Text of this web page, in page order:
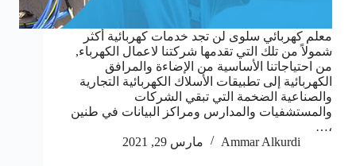
معلم كهربائي سلوى لن تجد خدمات كهربائية أكثر
شمولاً من تلك التي تقدمها شركتنا لاعمال الكهرباء,
من احتياجاتنا الأساسية من الإضاءة والمرافق
الكهربائية إلى تطبيقات الأسلاك الكهربائية التجارية
والصناعية الضخمة التي تبقي الشركات
والمستشفيات والمدارس ومراكز البيانات في طنين
،…
Ammar Alkurdi
مارس 29, 2021